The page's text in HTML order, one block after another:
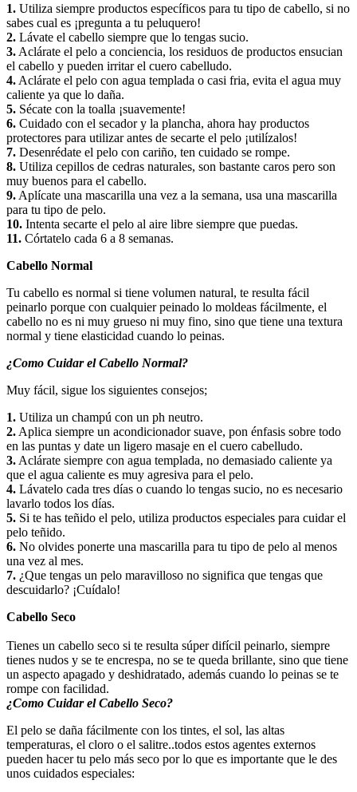
1. Utiliza siempre productos específicos para tu tipo de cabello, si no
sabes cual es ¡pregunta a tu peluquero!
2. Lávate el cabello siempre que lo tengas sucio.
3. Aclárate el pelo a conciencia, los residuos de productos ensucian
el cabello y pueden irritar el cuero cabelludo.
4. Aclárate el pelo con agua templada o casi fria, evita el agua muy
caliente ya que lo daña.
5. Sécate con la toalla ¡suavemente!
6. Cuidado con el secador y la plancha, ahora hay productos
protectores para utilizar antes de secarte el pelo ¡utilízalos!
7. Desenrédate el pelo con cariño, ten cuidado se rompe.
8. Utiliza cepillos de cedras naturales, son bastante caros pero son
muy buenos para el cabello.
9. Aplícate una mascarilla una vez a la semana, usa una mascarilla
para tu tipo de pelo.
10. Intenta secarte el pelo al aire libre siempre que puedas.
11. Córtatelo cada 6 a 8 semanas.
Cabello Normal
Tu cabello es normal si tiene volumen natural, te resulta fácil
peinarlo porque con cualquier peinado lo moldeas fácilmente, el
cabello no es ni muy grueso ni muy fino, sino que tiene una textura
normal y tiene elasticidad cuando lo peinas.
¿Como Cuidar el Cabello Normal?
Muy fácil, sigue los siguientes consejos;
1. Utiliza un champú con un ph neutro.
2. Aplica siempre un acondicionador suave, pon énfasis sobre todo
en las puntas y date un ligero masaje en el cuero cabelludo.
3. Aclárate siempre con agua templada, no demasiado caliente ya
que el agua caliente es muy agresiva para el pelo.
4. Lávatelo cada tres días o cuando lo tengas sucio, no es necesario
lavarlo todos los días.
5. Si te has teñido el pelo, utiliza productos especiales para cuidar el
pelo teñido.
6. No olvides ponerte una mascarilla para tu tipo de pelo al menos
una vez al mes.
7. ¿Que tengas un pelo maravilloso no significa que tengas que
descuidarlo? ¡Cuídalo!
Cabello Seco
Tienes un cabello seco si te resulta súper difícil peinarlo, siempre
tienes nudos y se te encrespa, no se te queda brillante, sino que tiene
un aspecto apagado y deshidratado, además cuando lo peinas se te
rompe con facilidad.
¿Como Cuidar el Cabello Seco?
El pelo se daña fácilmente con los tintes, el sol, las altas
temperaturas, el cloro o el salitre..todos estos agentes externos
pueden hacer tu pelo más seco por lo que es importante que le des
unos cuidados especiales: